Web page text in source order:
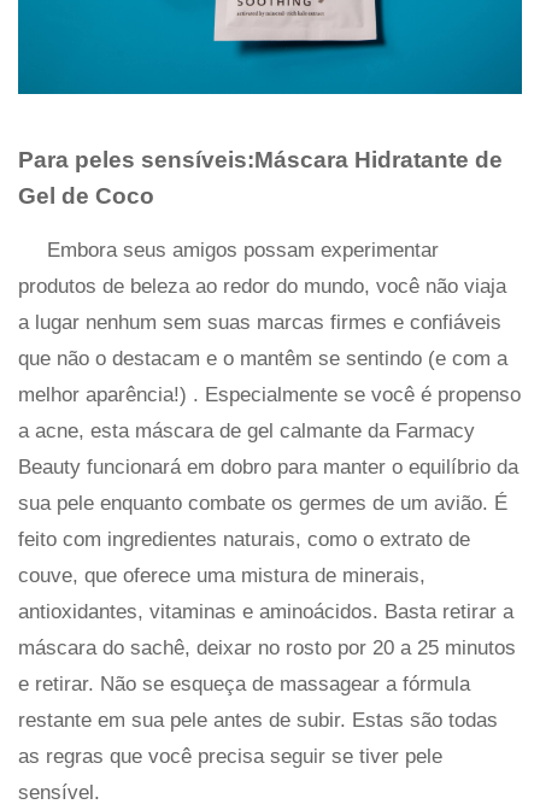
Para peles sensíveis:Máscara Hidratante de
Gel de Coco
Embora seus amigos possam experimentar
produtos de beleza ao redor do mundo, você não viaja
a lugar nenhum sem suas marcas firmes e confiáveis ​​
que não o destacam e o mantêm se sentindo (e com a
melhor aparência!) . Especialmente se você é propenso
a acne, esta máscara de gel calmante da Farmacy
Beauty funcionará em dobro para manter o equilíbrio da
sua pele enquanto combate os germes de um avião. É
feito com ingredientes naturais, como o extrato de
couve, que oferece uma mistura de minerais,
antioxidantes, vitaminas e aminoácidos. Basta retirar a
máscara do sachê, deixar no rosto por 20 a 25 minutos
e retirar. Não se esqueça de massagear a fórmula
restante em sua pele antes de subir. Estas são todas
as regras que você precisa seguir se tiver pele
sensível.